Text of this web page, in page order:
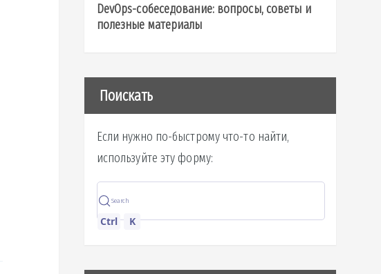
DevOps-собеседование: вопросы, советы и
полезные материалы
Поискать
Если нужно по-быстрому что-то найти,
используйте эту форму:
Search
Ctrl K